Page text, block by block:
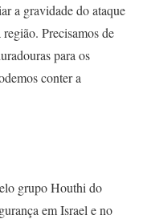
a gravidade do ataque
Precisamos de
para os
conter a
grupo Houthi do
em Israel e no